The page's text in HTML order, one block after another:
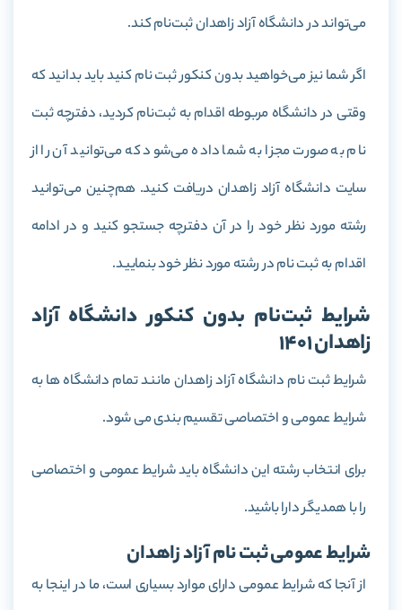
می‌تواند در دانشگاه آزاد زاهدان ثبت‌نام کند.
اگر شما نیز می‌خواهید بدون کنکور ثبت نام کنید باید بدانید که
وقتی در دانشگاه مربوطه اقدام به ثبت‌نام کردید، دفترچه ثبت
نام به صورت مجزا به شما داده می‌شود که می‌توانید آن را از
سایت دانشگاه آزاد زاهدان دریافت کنید. هم‌چنین می‌توانید
رشته مورد نظر خود را در آن دفترچه جستجو کنید و در ادامه
اقدام به ثبت نام در رشته مورد نظر خود بنمایید.
شرایط ثبت‌نام بدون کنکور دانشگاه آزاد
زاهدان 1401
شرایط ثبت نام دانشگاه آزاد زاهدان مانند تمام دانشگاه ها به
شرایط عمومی و اختصاصی تقسیم بندی می شود.
برای انتخاب رشته این دانشگاه باید شرایط عمومی و اختصاصی
را با همدیگر دارا باشید.
شرایط عمومی ثبت نام آزاد زاهدان
از آنجا که شرایط عمومی دارای موارد بسیاری است، ما در اینجا به